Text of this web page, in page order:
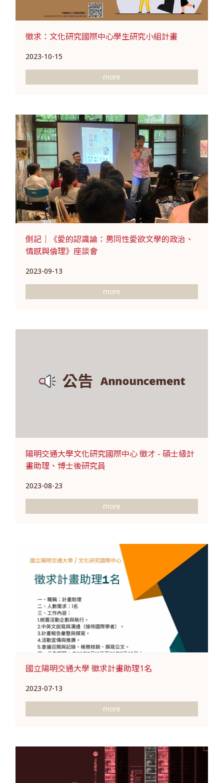
徵求：文化研究國際中心學生研究小組計畫
2023-10-15
more
側記｜《愛的認識論：男同性愛欲文學的政治、
情感與倫理》座談會
2023-09-13
more
陽明交通大學文化研究國際中心 徵才 - 碩士級計
畫助理、博士後研究員
2023-08-23
more
國立陽明交通大學 徵求計畫助理1名
2023-07-13
more